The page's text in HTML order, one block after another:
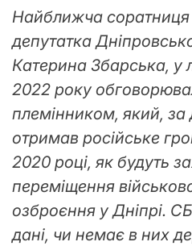
Найближча соратниця
депутатка
Катерина Збарська, у
2022 року
племінником, який,
отримав російське
2020 році, як будуть
переміщення
озброєння у Дніпрі.
дані, чи немає в них